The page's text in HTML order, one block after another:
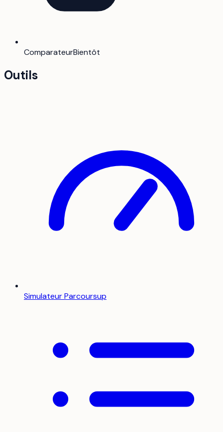
ComparateurBientôt
Outils
Simulateur Parcoursup